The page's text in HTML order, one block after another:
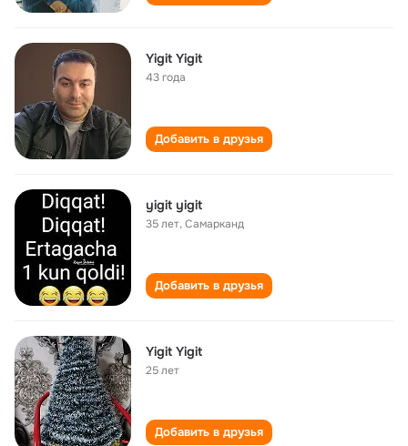
Yigit Yigit
43 года
Добавить в друзья
yigit yigit
35 лет,Самарканд
Добавить в друзья
Yigit Yigit
25 лет
Добавить в друзья